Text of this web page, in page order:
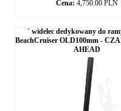
Cena: 4,750.00 PLN
` widelec dedykowany do
BeachCruiser OLD100mm -
AHEAD